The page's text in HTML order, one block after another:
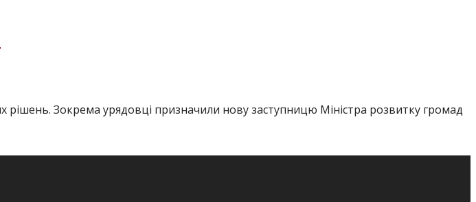
рішень. Зокрема урядовці призначили нову заступницю Міністра розвитку громад